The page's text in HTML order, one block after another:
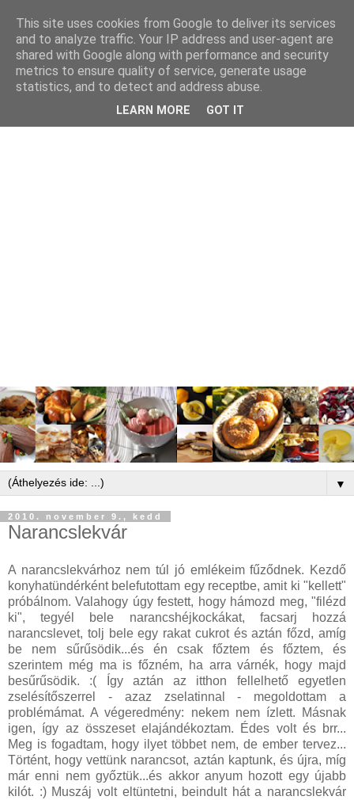
▼
2010. november 9., kedd
Narancslekvár
A narancslekvárhoz nem túl jó emlékeim fűződnek. Kezdő
konyhatündérként belefutottam egy receptbe, amit ki "kellett"
próbálnom. Valahogy úgy festett, hogy hámozd meg, "filézd
ki", tegyél bele narancshéjkockákat, facsarj hozzá
narancslevet, tolj bele egy rakat cukrot és aztán főzd, amíg
be nem sűrűsödik...és én csak főztem és főztem, és
szerintem még ma is főzném, ha arra várnék, hogy majd
besűrűsödik. :( Így aztán az itthon fellelhető egyetlen
zselésítőszerrel - azaz zselatinnal - megoldottam a
problémámat. A végeredmény: nekem nem ízlett. Másnak
igen, így az összeset elajándékoztam. Édes volt és brr...
Meg is fogadtam, hogy ilyet többet nem, de ember tervez...
Történt, hogy vettünk narancsot, aztán kaptunk, és újra, míg
már enni nem győztük...és akkor anyum hozott egy újabb
kilót. :) Muszáj volt eltüntetni, beindult hát a narancslekvár
This site uses cookies from Google to deliver its services
and to analyze traffic. Your IP address and user-agent are
shared with Google along with performance and security
metrics to ensure quality of service, generate usage
statistics, and to detect and address abuse.
LEARN MORE GOT IT